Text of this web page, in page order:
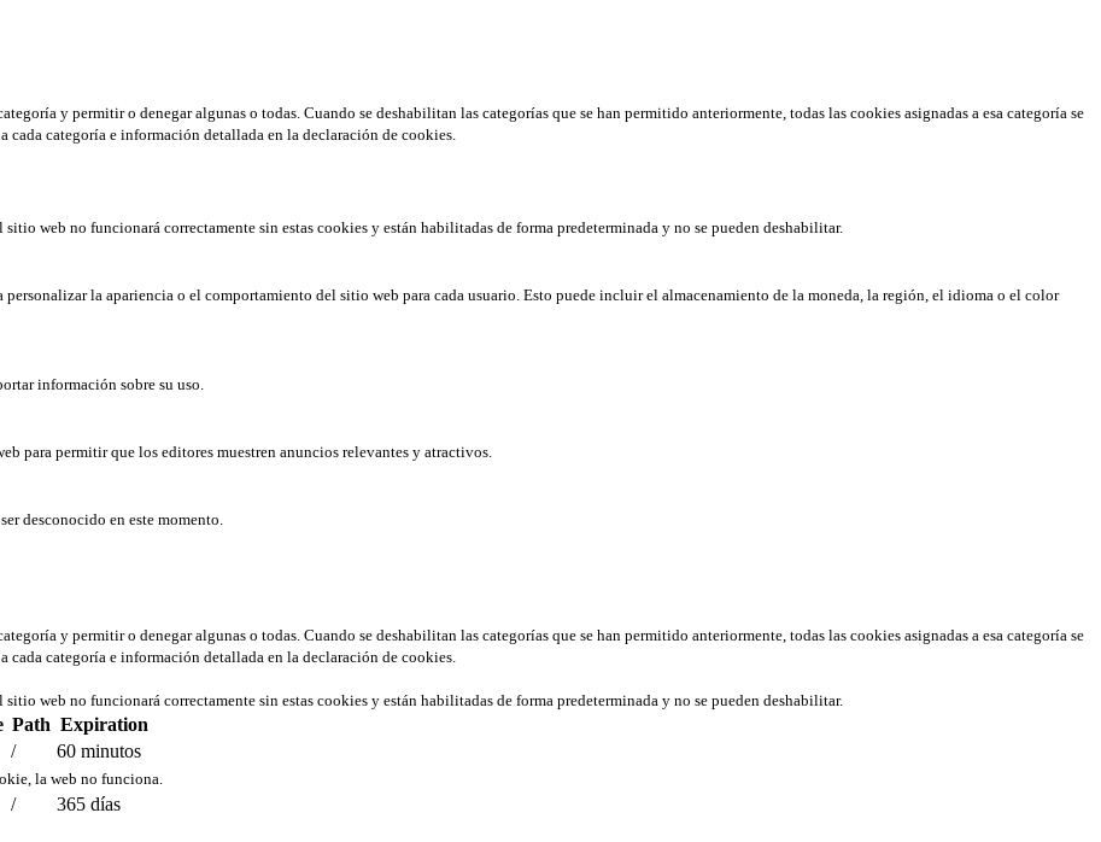
y permitir o denegar algunas o todas. Cuando se deshabilitan las categorías que se han permitido anteriormente, todas las cookies asignadas a esa categoría se
cada categoría e información detallada en la declaración de cookies.
web no funcionará correctamente sin estas cookies y están habilitadas de forma predeterminada y no se pueden deshabilitar.
la apariencia o el comportamiento del sitio web para cada usuario. Esto puede incluir el almacenamiento de la moneda, la región, el idioma o el color
información sobre su uso.
para permitir que los editores muestren anuncios relevantes y atractivos.
desconocido en este momento.
y permitir o denegar algunas o todas. Cuando se deshabilitan las categorías que se han permitido anteriormente, todas las cookies asignadas a esa categoría se
cada categoría e información detallada en la declaración de cookies.
web no funcionará correctamente sin estas cookies y están habilitadas de forma predeterminada y no se pueden deshabilitar.
Path Expiration
/ 60 minutos
la web no funciona.
/ 365 días